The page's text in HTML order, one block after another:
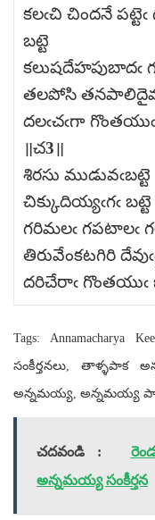
కలఁచి చిందనే
బట్టె
కలుషదేహపుబాదఁ
తలపోసి
దలఁచఁగా గొంతయుఁ
॥చ3॥
శిరసు ముడువఁబట్టె
చిక్కుదియ్యఁగఁ బట్టె
గరిమలఁ గపటాలఁ
తిరువేంకటగిరి
దరిచేరాఁ గొంతయుఁ
Tags: Annamacharya
సంకీర్తనలు, తాళ్ళపాక
అన్నమయ్య, అన్నమయ్య
చదవండి :
అన్నమయ్య సంకీర్తన